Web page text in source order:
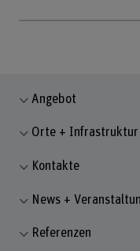
Angebot
Orte + Infrastruktur
Kontakte
News +
Referenzen